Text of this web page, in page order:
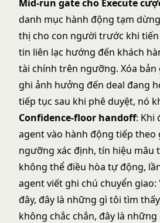
Mid-run gate cho Execute
danh mục hành động tạm
thị cho con người trước khi
tin liên lạc hướng đến khách
tài chính trên ngưỡng. Xóa bản
ghi ảnh hưởng đến deal đang
tiếp tục sau khi phê duyệt, nó
Confidence-floor handoff: Khi
agent vào hành động tiếp theo
ngưỡng xác định, tín hiệu mâu
không thể điều hòa tự động,
agent viết ghi chú chuyển giao:
đây, đây là những gì tôi tìm
không chắc chắn, đây là